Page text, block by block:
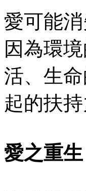
愛可能
因為環
活、生
起的扶持
愛之重